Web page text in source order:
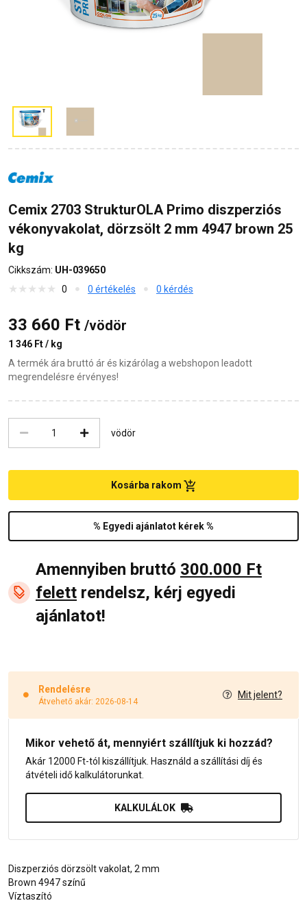
Cemix 2703 StrukturOLA Primo diszperziós
vékonyvakolat, dörzsölt 2 mm 4947 brown 25
kg
Cikkszám: UH-039650
0
0 értékelés 0 kérdés
33 660 Ft /vödör
1 346 Ft / kg
A termék ára bruttó ár és kizárólag a webshopon leadott
megrendelésre érvényes!
vödör
% Egyedi ajánlatot kérek %
Kosárba rakom
Amennyiben bruttó 300.000 Ft
felett rendelsz, kérj egyedi
ajánlatot!
Rendelésre
Átvehető akár: 2026-08-14
Mit jelent?
Mikor vehető át, mennyiért szállítjuk ki hozzád?
Akár 12000 Ft-tól kiszállítjuk. Használd a szállítási díj és
átvételi idő kalkulátorunkat.
KALKULÁLOK
Diszperziós dörzsölt vakolat, 2 mm
Brown 4947 színű
Víztaszító